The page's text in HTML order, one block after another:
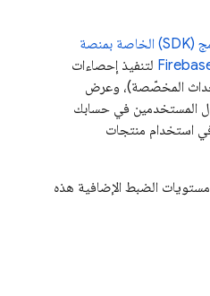
أضِف حزمة تطوير البرامج (SDK) الخاصة بمنصة
لتنفيذ إحصاءات
المخصّصة)، وعرض
المستخدمين في حسابك
في استخدام منتجات
الضبط الإضافية هذه